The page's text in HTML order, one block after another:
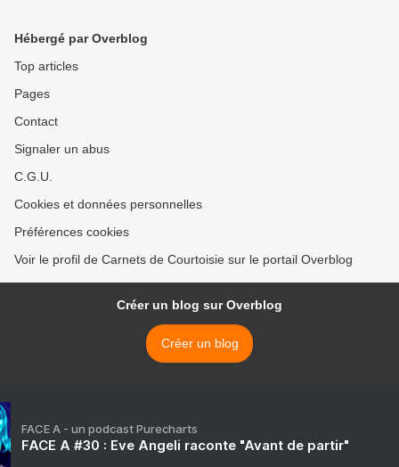
Hébergé par Overblog
Top articles
Pages
Contact
Signaler un abus
C.G.U.
Cookies et données personnelles
Préférences cookies
Voir le profil de Carnets de Courtoisie sur le portail Overblog
Créer un blog sur Overblog
Créer un blog
FACE A - un podcast Purecharts
FACE A #30 : Eve Angeli raconte "Avant de partir"